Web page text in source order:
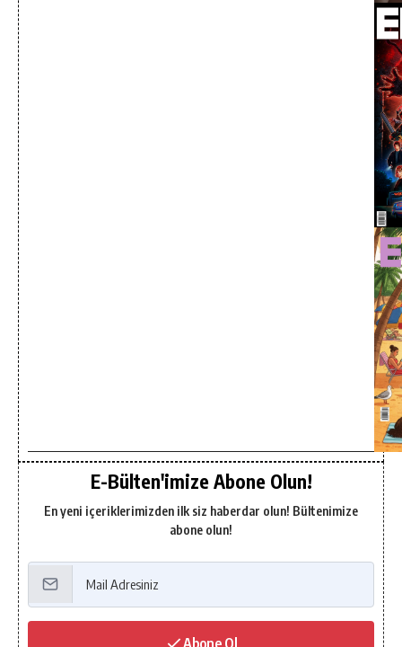
E-Bülten'imize Abone Olun!
En yeni içeriklerimizden ilk siz haberdar olun! Bültenimize
abone olun!
Abone Ol